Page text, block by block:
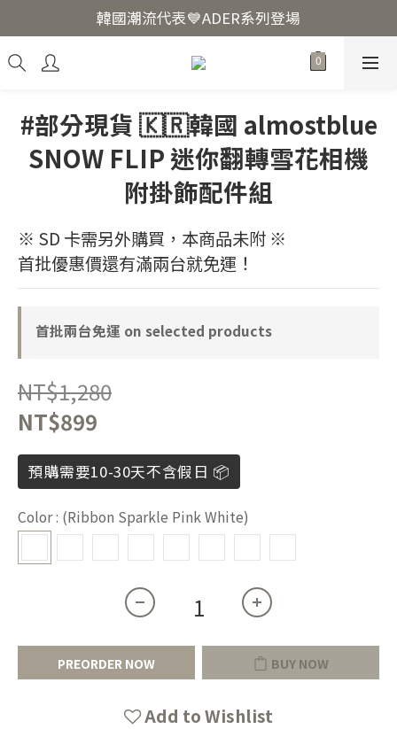
韓國爆紅🔥LUODIN Y2K相機📷
韓國潮流代表💙ADER系列登場
韓國爆紅🔥LUODIN Y2K相機📷
#部分現貨 🇰🇷韓國 almostblue
SNOW FLIP 迷你翻轉雪花相機
附掛飾配件組
※ SD 卡需另外購買，本商品未附 ※
首批優惠價還有滿兩台就免運！
首批兩台免運 on selected products
NT$1,280
NT$899
預購需要10-30天不含假日 📦
Color: (Ribbon Sparkle Pink White)
PREORDER NOW BUY NOW
Add to Wishlist